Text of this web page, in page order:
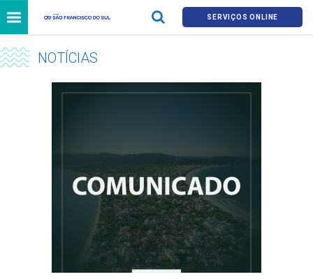
SERVIÇOS ONLINE
NOTÍCIAS